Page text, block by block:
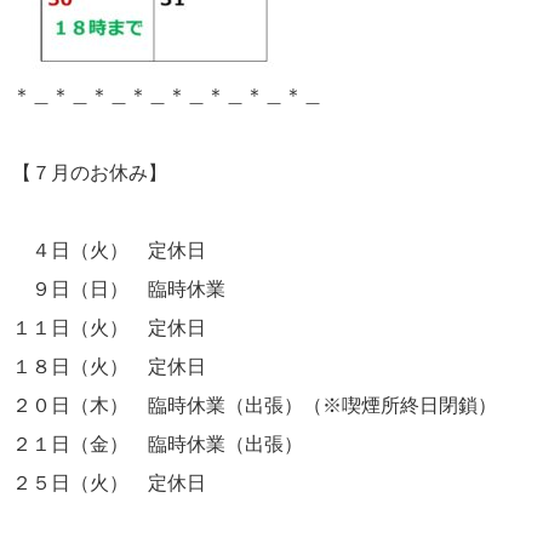
＊＿＊＿＊＿＊＿＊＿＊＿＊＿＊＿
【７月のお休み】
４日（火） 定休日
９日（日） 臨時休業
１１日（火） 定休日
１８日（火） 定休日
２０日（木） 臨時休業（出張）（※喫煙所終日閉鎖）
２１日（金） 臨時休業（出張）
２５日（火） 定休日